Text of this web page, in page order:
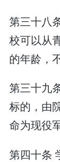
第三十八
校可以从
的年龄，
第三十九
标的，由
命为现役
第四十条